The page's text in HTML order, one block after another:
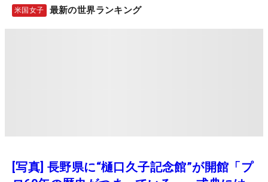
米国女子 最新の世界ランキング
[写真] 長野県に“樋口久子記念館”が開館「プ